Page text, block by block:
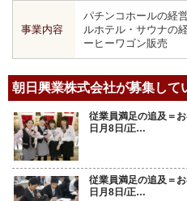
事業内容
パチンコホールの経
ルホテル・サウナの
ーヒーワゴン販売
朝日興業株式会社が募集して
従業員満足の追及＝
日月8日/正…
従業員満足の追及＝
日月8日/正…